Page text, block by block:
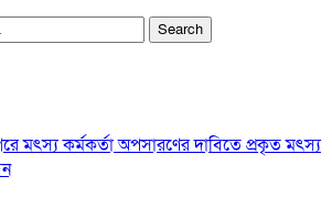
মৎস্য কর্মকর্তা অপসারণের দাবিতে প্রকৃত মৎস্য